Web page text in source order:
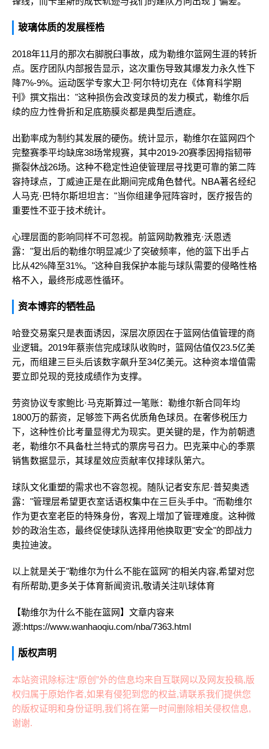
玻璃体质的发展桎梏
2018年11月的那次右脚脱臼事故，成为勒维尔篮网生涯的转折
点。医疗团队内部报告显示，这次重伤导致其爆发力永久性下
降7%-9%。运动医学专家大卫·阿尔特切克在《体育科学期
刊》撰文指出："这种损伤会改变球员的发力模式，勒维尔后
续的应力性骨折和足底筋膜炎都是典型后遗症。
出勤率成为制约其发展的硬伤。统计显示，勒维尔在篮网四个
完整赛季平均缺席38场常规赛，其中2019-20赛季因拇指韧带
撕裂休战26场。这种不稳定性迫使管理层寻找更可靠的第二阵
容持球点，丁威迪正是在此期间完成角色替代。NBA著名经纪
人马克·巴特尔斯坦坦言："当你组建争冠阵容时，医疗报告的
重要性不亚于技术统计。
心理层面的影响同样不可忽视。前篮网助教雅克·沃恩透
露："复出后的勒维尔明显减少了突破频率，他的篮下出手占
比从42%降至31%。"这种自我保护本能与球队需要的侵略性格
格不入，最终形成恶性循环。
资本博弈的牺牲品
哈登交易案只是表面诱因，深层次原因在于篮网估值管理的商
业逻辑。2019年蔡崇信完成球队收购时，篮网估值仅23.5亿美
元，而组建三巨头后该数字飙升至34亿美元。这种资本增值需
要立即兑现的竞技成绩作为支撑。
劳资协议专家鲍比·马克斯算过一笔账：勒维尔新合同年均
1800万的薪资，足够签下两名优质角色球员。在奢侈税压力
下，这种性价比考量显得尤为现实。更关键的是，作为前朝遗
老，勒维尔不具备杜兰特式的票房号召力。巴克莱中心的季票
销售数据显示，其球星效应贡献率仅排球队第六。
球队文化重塑的需求也不容忽视。随队记者安东尼·普契奥透
露："管理层希望更衣室话语权集中在三巨头手中。"而勒维尔
作为更衣室老臣的特殊身份，客观上增加了管理难度。这种微
妙的政治生态，最终促使球队选择用他换取更"安全"的即战力
奥拉迪波。
以上就是关于"勒维尔为什么不能在篮网"的相关内容,希望对您
有所帮助,更多关于体育新闻资讯,敬请关注叭球体育
【勒维尔为什么不能在篮网】文章内容来
源:https://www.wanhaoqiu.com/nba/7363.html
版权声明
本站资讯除标注“原创”外的信息均来自互联网以及网友投稿,版
权归属于原始作者,如果有侵犯到您的权益,请联系我们提供您
的版权证明和身份证明,我们将在第一时间删除相关侵权信息,
谢谢.